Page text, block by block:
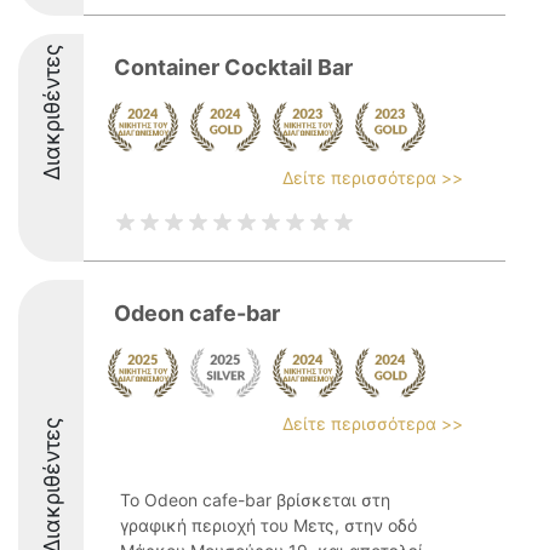
Διακριθέντες Container Cocktail Bar
Δείτε περισσότερα >>
Διακριθέντες
Odeon cafe-bar
Δείτε περισσότερα >>
Το Odeon cafe-bar βρίσκεται στη
γραφική περιοχή του Μετς, στην οδό